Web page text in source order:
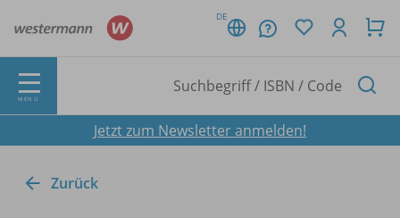
DE
MENÜ
Jetzt zum Newsletter anmelden!
Zurück